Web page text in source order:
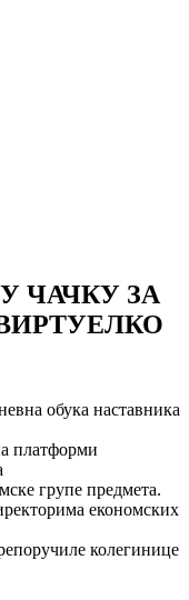
ЧАЧКУ ЗА
обука наставника
платформи
групе предмета.
економских
колегинице